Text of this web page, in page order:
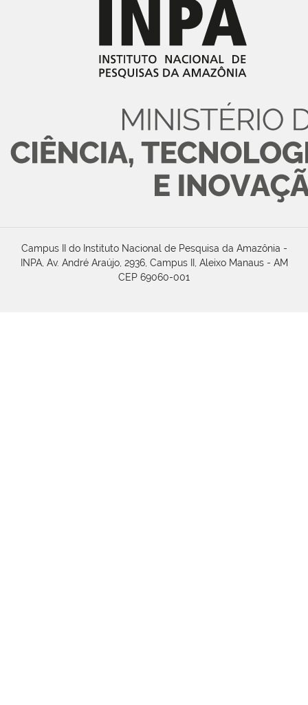
Campus II do Instituto Nacional de Pesquisa da Amazônia -
INPA, Av. André Araújo, 2936, Campus II, Aleixo Manaus - AM
CEP 69060-001